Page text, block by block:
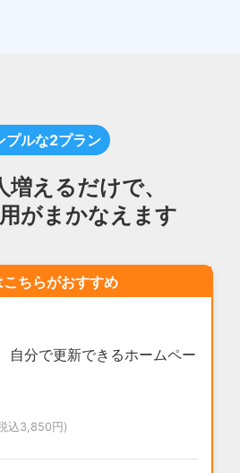
プルな2プラン
増えるだけで、
がまかなえます
こちらがおすすめ
自分で更新できるホームペー
込3,850円)